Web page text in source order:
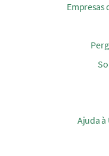
Empresas
Ajuda à